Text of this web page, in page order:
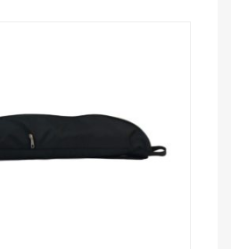
ПРИДБАТИ
Add to Wishlist